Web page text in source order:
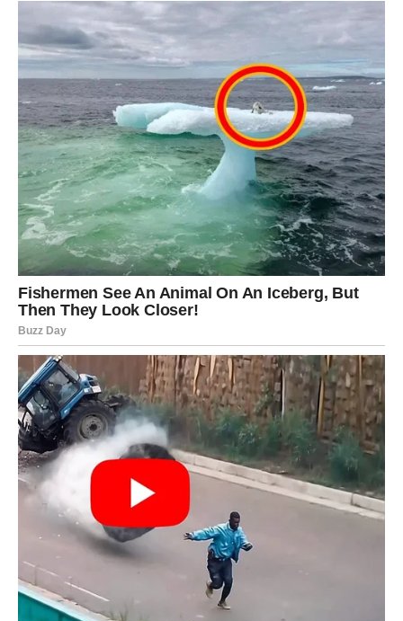
RIBE
Ribe ulaze u veoma emotivan i nježan period.
Ljubav, pažnja i osjećaj sigurnosti konačno postaju dio
vaše svakodnevice.
Duša konačno razumije ono što
joj je nedostajalo
Pred vama su trenuci puni topline i emocija.
Petak 29. maja mnogim znakovima Zodijaka donosi detalj
koji mijenja pogled na život, ali posebno će to osjetiti
Blizanci, Djevice i Škorpije kojima zvijezde šalju istine
koje više neće moći ignorisati.
Ovo je dan tokom kojeg univerzum pokazuje da ponekad
samo jedan trenutak može promijeniti sve što smo ikada
mislili.